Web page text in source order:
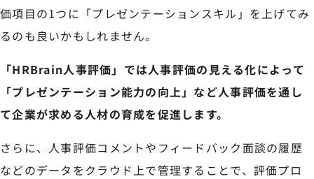
価項目の1つに「プレゼンテーションスキル」を上げてみ
るのも良いかもしれません。
「HRBrain人事評価」では人事評価の見える化によって
「プレゼンテーション能力の向上」など人事評価を通し
て企業が求める人材の育成を促進します。
さらに、人事評価コメントやフィードバック面談の履歴
などのデータをクラウド上で管理することで、評価プロ